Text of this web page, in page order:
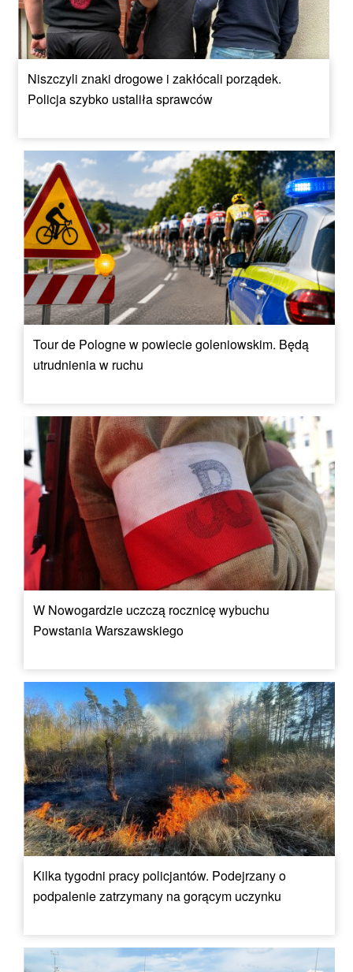
Niszczyli znaki drogowe i zakłócali porządek.
Policja szybko ustaliła sprawców
Tour de Pologne w powiecie goleniowskim. Będą
utrudnienia w ruchu
W Nowogardzie uczczą rocznicę wybuchu
Powstania Warszawskiego
Kilka tygodni pracy policjantów. Podejrzany o
podpalenie zatrzymany na gorącym uczynku